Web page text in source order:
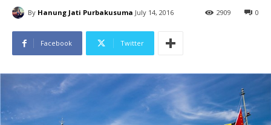
By Hanung Jati Purbakusuma July 14, 2016 0
2909
Facebook Twitter